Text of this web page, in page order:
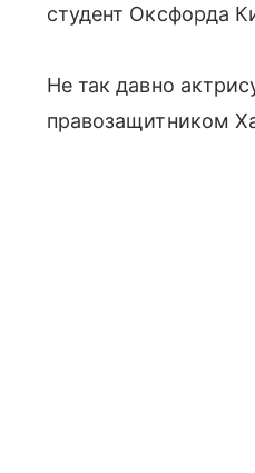
студент Оксфорда
Не так давно
правозащитником